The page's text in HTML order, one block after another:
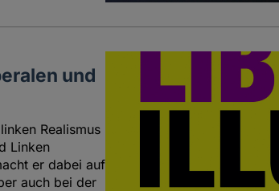
und
Realismus
Linken
er dabei auf
auch bei der